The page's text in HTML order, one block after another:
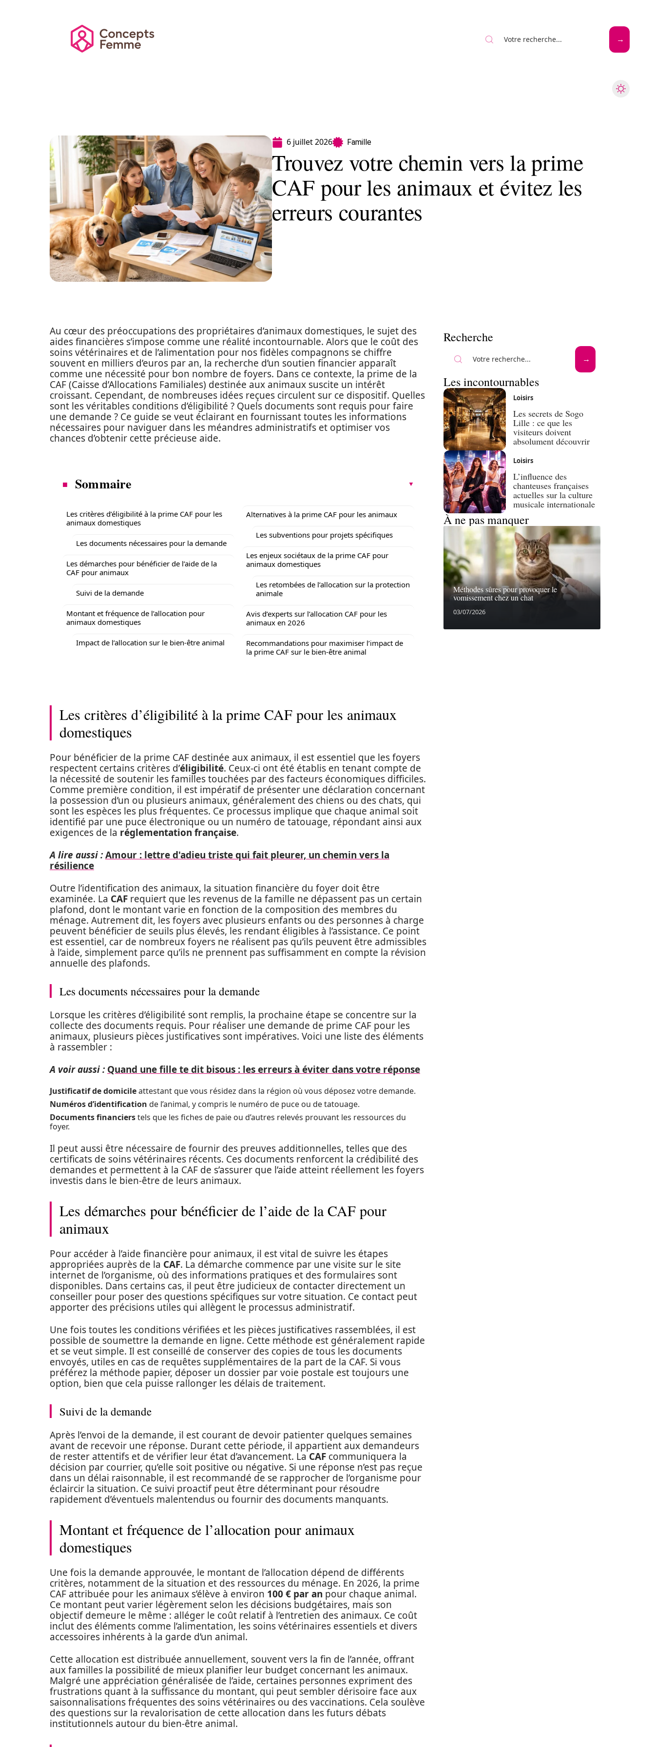
6 juillet 2026 Famille
Trouvez votre chemin vers la prime
CAF pour les animaux et évitez les
erreurs courantes
Au cœur des préoccupations des propriétaires d’animaux domestiques, le sujet des
aides financières s’impose comme une réalité incontournable. Alors que le coût des
soins vétérinaires et de l’alimentation pour nos fidèles compagnons se chiffre
souvent en milliers d’euros par an, la recherche d’un soutien financier apparaît
comme une nécessité pour bon nombre de foyers. Dans ce contexte, la prime de la
CAF (Caisse d’Allocations Familiales) destinée aux animaux suscite un intérêt
croissant. Cependant, de nombreuses idées reçues circulent sur ce dispositif. Quelles
sont les véritables conditions d’éligibilité ? Quels documents sont requis pour faire
une demande ? Ce guide se veut éclairant en fournissant toutes les informations
nécessaires pour naviguer dans les méandres administratifs et optimiser vos
chances d’obtenir cette précieuse aide.
Sommaire
Les critères d’éligibilité à la prime CAF pour les
animaux domestiques
Les documents nécessaires pour la demande
Les démarches pour bénéficier de l’aide de la
CAF pour animaux
Suivi de la demande
Montant et fréquence de l’allocation pour
animaux domestiques
Impact de l’allocation sur le bien-être animal
Alternatives à la prime CAF pour les animaux
Les subventions pour projets spécifiques
Les enjeux sociétaux de la prime CAF pour
animaux domestiques
Les retombées de l’allocation sur la protection
animale
Avis d’experts sur l’allocation CAF pour les
animaux en 2026
Recommandations pour maximiser l’impact de
la prime CAF sur le bien-être animal
Les critères d’éligibilité à la prime CAF pour les animaux
domestiques
Pour bénéficier de la prime CAF destinée aux animaux, il est essentiel que les foyers
respectent certains critères d’éligibilité. Ceux-ci ont été établis en tenant compte de
la nécessité de soutenir les familles touchées par des facteurs économiques difficiles.
Comme première condition, il est impératif de présenter une déclaration concernant
la possession d’un ou plusieurs animaux, généralement des chiens ou des chats, qui
sont les espèces les plus fréquentes. Ce processus implique que chaque animal soit
identifié par une puce électronique ou un numéro de tatouage, répondant ainsi aux
exigences de la réglementation française.
A lire aussi :Amour : lettre d'adieu triste qui fait pleurer, un chemin vers la
résilience
Outre l’identification des animaux, la situation financière du foyer doit être
examinée. La CAF requiert que les revenus de la famille ne dépassent pas un certain
plafond, dont le montant varie en fonction de la composition des membres du
ménage. Autrement dit, les foyers avec plusieurs enfants ou des personnes à charge
peuvent bénéficier de seuils plus élevés, les rendant éligibles à l’assistance. Ce point
est essentiel, car de nombreux foyers ne réalisent pas qu’ils peuvent être admissibles
à l’aide, simplement parce qu’ils ne prennent pas suffisamment en compte la révision
annuelle des plafonds.
Les documents nécessaires pour la demande
Lorsque les critères d’éligibilité sont remplis, la prochaine étape se concentre sur la
collecte des documents requis. Pour réaliser une demande de prime CAF pour les
animaux, plusieurs pièces justificatives sont impératives. Voici une liste des éléments
à rassembler :
A voir aussi : Quand une fille te dit bisous : les erreurs à éviter dans votre réponse
Justificatif de domicileattestant que vous résidez dans la région où vous déposez votre demande.
Numéros d’identification de l’animal, y compris le numéro de puce ou de tatouage.
Documents financierstels que les fiches de paie ou d’autres relevés prouvant les ressources du
foyer.
Il peut aussi être nécessaire de fournir des preuves additionnelles, telles que des
certificats de soins vétérinaires récents. Ces documents renforcent la crédibilité des
demandes et permettent à la CAF de s’assurer que l’aide atteint réellement les foyers
investis dans le bien-être de leurs animaux.
Les démarches pour bénéficier de l’aide de la CAF pour
animaux
Pour accéder à l’aide financière pour animaux, il est vital de suivre les étapes
appropriées auprès de la CAF. La démarche commence par une visite sur le site
internet de l’organisme, où des informations pratiques et des formulaires sont
disponibles. Dans certains cas, il peut être judicieux de contacter directement un
conseiller pour poser des questions spécifiques sur votre situation. Ce contact peut
apporter des précisions utiles qui allègent le processus administratif.
Une fois toutes les conditions vérifiées et les pièces justificatives rassemblées, il est
possible de soumettre la demande en ligne. Cette méthode est généralement rapide
et se veut simple. Il est conseillé de conserver des copies de tous les documents
envoyés, utiles en cas de requêtes supplémentaires de la part de la CAF. Si vous
préférez la méthode papier, déposer un dossier par voie postale est toujours une
option, bien que cela puisse rallonger les délais de traitement.
Suivi de la demande
Après l’envoi de la demande, il est courant de devoir patienter quelques semaines
avant de recevoir une réponse. Durant cette période, il appartient aux demandeurs
de rester attentifs et de vérifier leur état d’avancement. La CAF communiquera la
décision par courrier, qu’elle soit positive ou négative. Si une réponse n’est pas reçue
dans un délai raisonnable, il est recommandé de se rapprocher de l’organisme pour
éclaircir la situation. Ce suivi proactif peut être déterminant pour résoudre
rapidement d’éventuels malentendus ou fournir des documents manquants.
Montant et fréquence de l’allocation pour animaux
domestiques
Une fois la demande approuvée, le montant de l’allocation dépend de différents
critères, notamment de la situation et des ressources du ménage. En 2026, la prime
CAF attribuée pour les animaux s’élève à environ 100 € par an pour chaque animal.
Ce montant peut varier légèrement selon les décisions budgétaires, mais son
objectif demeure le même : alléger le coût relatif à l’entretien des animaux. Ce coût
inclut des éléments comme l’alimentation, les soins vétérinaires essentiels et divers
accessoires inhérents à la garde d’un animal.
Cette allocation est distribuée annuellement, souvent vers la fin de l’année, offrant
aux familles la possibilité de mieux planifier leur budget concernant les animaux.
Malgré une appréciation généralisée de l’aide, certaines personnes expriment des
frustrations quant à la suffissance du montant, qui peut sembler dérisoire face aux
saisonnalisations fréquentes des soins vétérinaires ou des vaccinations. Cela soulève
des questions sur la revalorisation de cette allocation dans les futurs débats
institutionnels autour du bien-être animal.
Recherche
Les incontournables
Loisirs
Les secrets de Sogo
Lille : ce que les
visiteurs doivent
absolument découvrir
Loisirs
L’influence des
chanteuses françaises
actuelles sur la culture
musicale internationale
À ne pas manquer
Méthodes sûres pour provoquer le
vomissement chez un chat
03/07/2026